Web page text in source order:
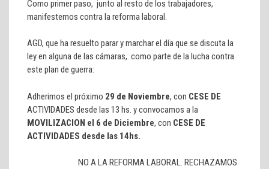
Como primer paso, junto al resto de los trabajadores,
manifestemos contra la reforma laboral.
AGD, que ha resuelto parar y marchar el día que se discuta la
ley en alguna de las cámaras, como parte de la lucha contra
este plan de guerra:
Adherimos el próximo 29 de Noviembre, con CESE DE
ACTIVIDADES desde las 13 hs. y convocamos a la
MOVILIZACION el 6 de Diciembre, con CESE DE
ACTIVIDADES desde las 14hs.
NO A LA REFORMA LABORAL. RECHAZAMOS